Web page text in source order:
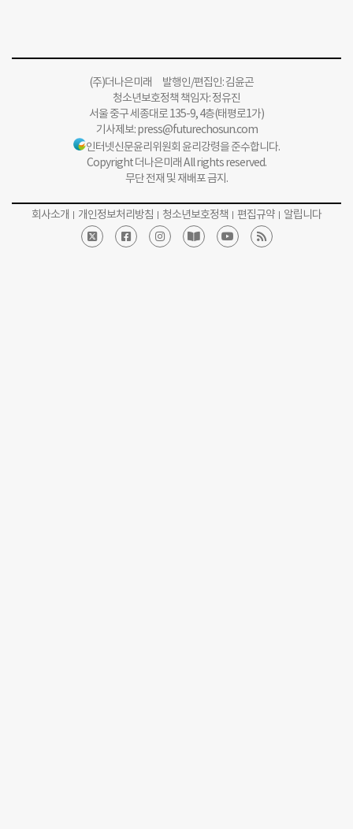
(주)더나은미래 발행인/편집인: 김윤곤
청소년보호정책 책임자: 정유진
서울 중구 세종대로 135-9, 4층(태평로1가)
기사제보:press@futurechosun.com
인터넷신문윤리위원회 윤리강령을 준수합니다.
Copyright 더나은미래 All rights reserved.
무단 전재 및 재배포 금지.
회사소개 개인정보처리방침 청소년보호정책 편집규약 알립니다